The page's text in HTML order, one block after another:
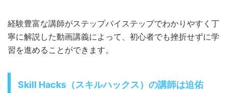
経験豊富な講師がステップバイステップでわかりやすく丁
寧に解説した動画講義によって、初心者でも挫折せずに学
習を進めることができます。
Skill Hacks（スキルハックス）の講師は迫佑